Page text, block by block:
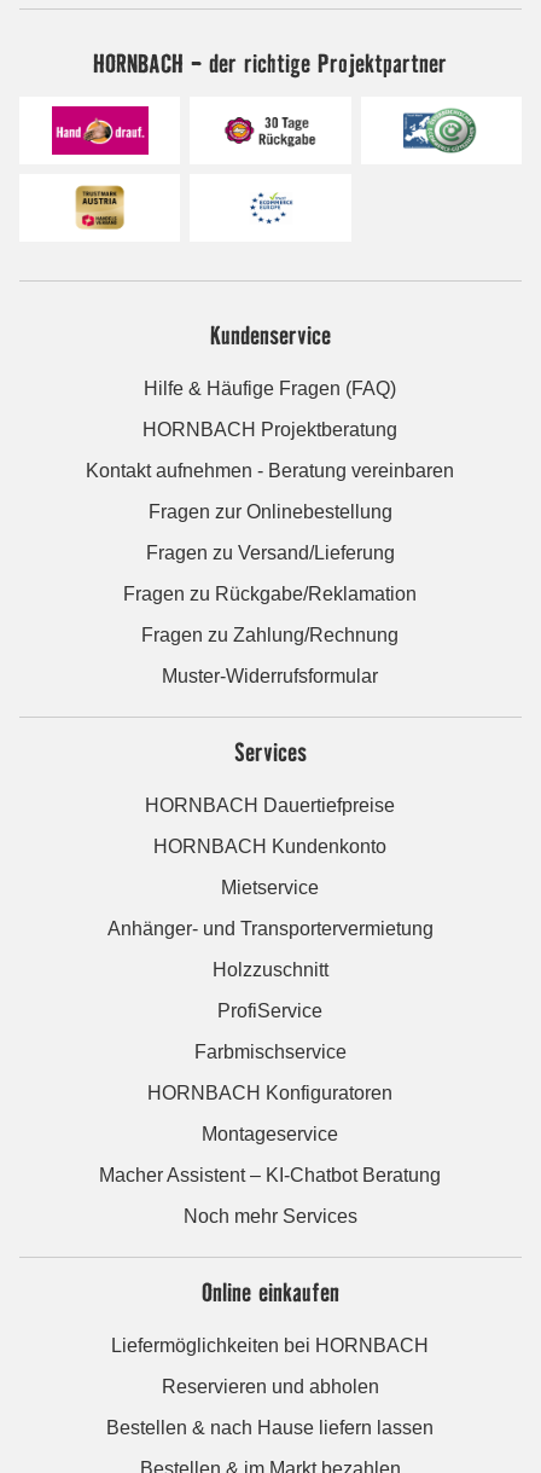
HORNBACH - der richtige Projektpartner
Kundenservice
Hilfe & Häufige Fragen (FAQ)
HORNBACH Projektberatung
Kontakt aufnehmen - Beratung vereinbaren
Fragen zur Onlinebestellung
Fragen zu Versand/Lieferung
Fragen zu Rückgabe/Reklamation
Fragen zu Zahlung/Rechnung
Muster-Widerrufsformular
Services
HORNBACH Dauertiefpreise
HORNBACH Kundenkonto
Mietservice
Anhänger- und Transportervermietung
Holzzuschnitt
ProfiService
Farbmischservice
HORNBACH Konfiguratoren
Montageservice
Macher Assistent – KI-Chatbot Beratung
Noch mehr Services
Online einkaufen
Liefermöglichkeiten bei HORNBACH
Reservieren und abholen
Bestellen & nach Hause liefern lassen
Bestellen & im Markt bezahlen